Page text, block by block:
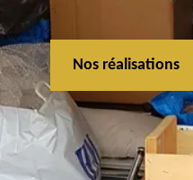
Nos réalisations